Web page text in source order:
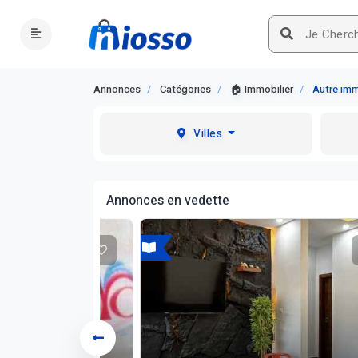
Annonces Catégories 🏠 Immobilier Autre
Villes
Annonces en vedette